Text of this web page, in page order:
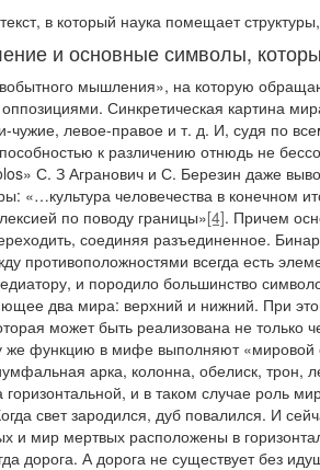
в который наука помещает
и основные символы,
мышления», на которую
Синкретическая картина
чужие, левое-правое и т. д. И, судя по
к различению отнюдь не
С. З Агранович и С. Березин даже
«…культура человечества в конечном
по поводу границы»[4]. Причем
соединяя разъединенное.
противоположностями всегда есть
и породило большинство
два мира: верхний и нижний. При
может быть реализована не
же функцию в мифе выполняют
арка, колонна, обелиск, трон,
и в таком случае роль
свет зародился, дуб повалился. И
и мир мертвых расположены в
дорога. А дорога не существует без